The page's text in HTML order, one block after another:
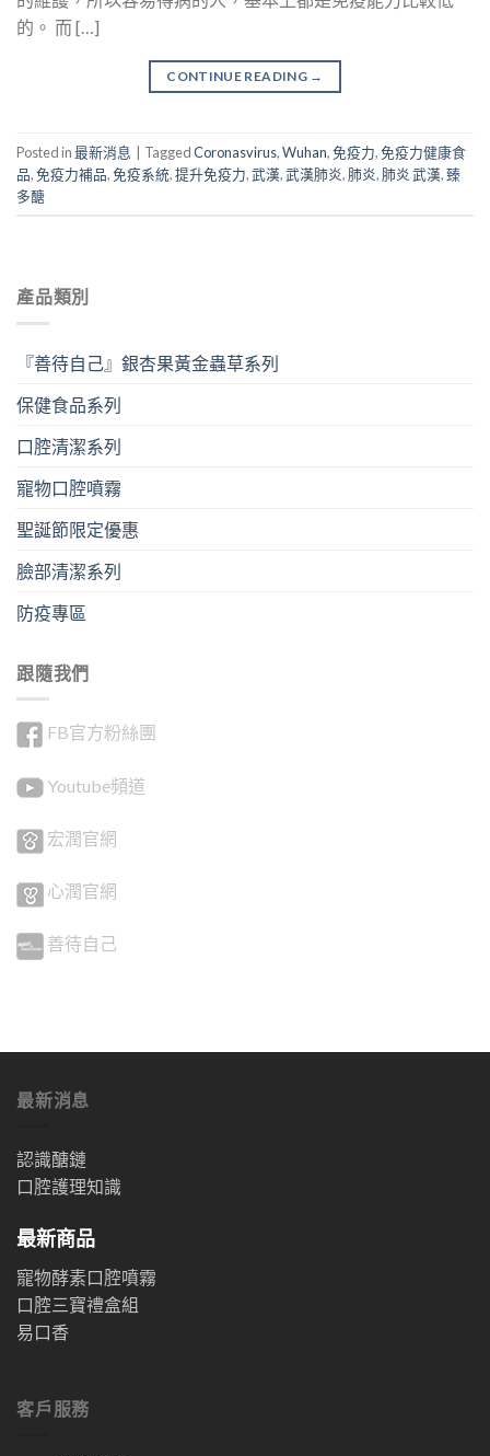
的。 而 […]
CONTINUE READING →
Posted in最新消息 | TaggedCoronasvirus,Wuhan,免疫力,免疫力健康食
品,免疫力補品,免疫系統,提升免疫力,武漢,武漢肺炎, 肺炎, 肺炎 武漢,臻
多醣
產品類別
『善待自己』銀杏果黃金蟲草系列
保健食品系列
口腔清潔系列
寵物口腔噴霧
聖誕節限定優惠
臉部清潔系列
防疫專區
跟隨我們
FB官方粉絲團
Youtube頻道
宏潤官網
心潤官網
善待自己
最新消息
認識醣鏈
口腔護理知識
最新商品
寵物酵素口腔噴霧
口腔三寶禮盒組
易口香
客戶服務